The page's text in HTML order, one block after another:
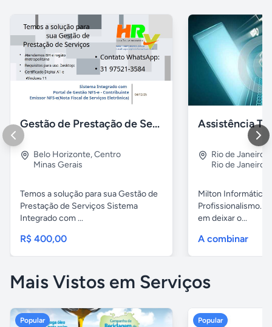
Gestão de Prestação de Serviços NFS-e Emissor Nacional
Belo Horizonte,Centro
Minas Gerais
Temos a solução para sua Gestão de
Prestação de Serviços Sistema
Integrado com ...
R$ 400,00
Rio de Janeiro
Rio de Janeiro
Milton Informática
Profissionalismo.
em deixar o...
A combinar
Mais Vistos em Serviços
Popular Popular